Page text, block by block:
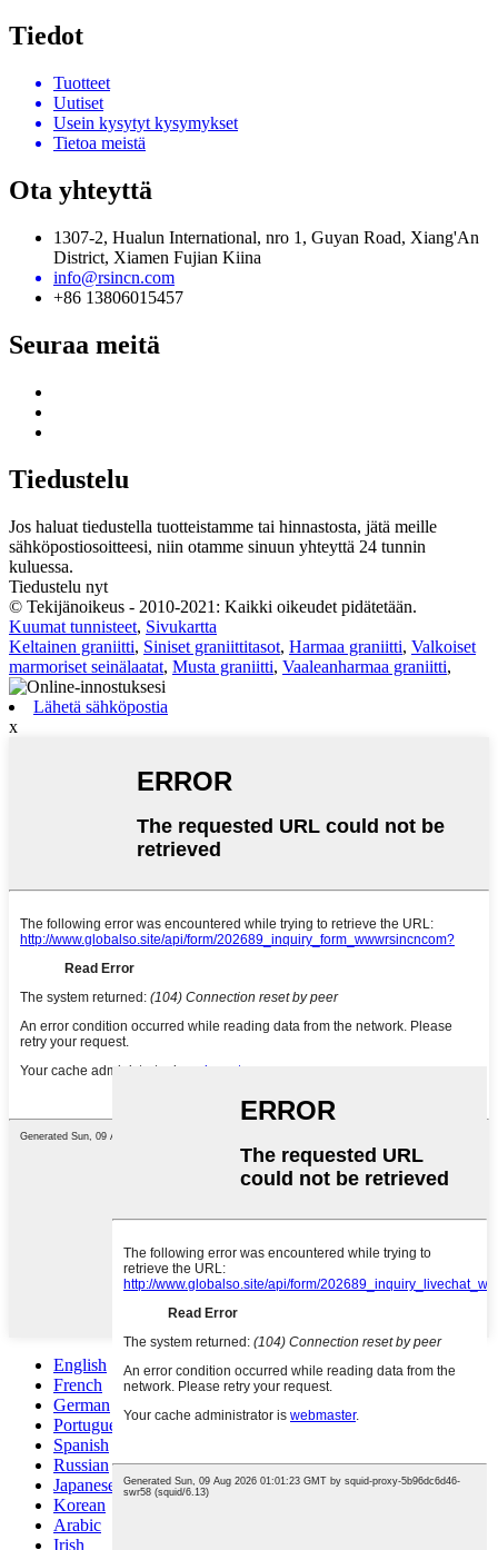
Tiedot
Tuotteet
Uutiset
Usein kysytyt kysymykset
Tietoa meistä
Ota yhteyttä
1307-2, Hualun International, nro 1, Guyan Road, Xiang'An
District, Xiamen Fujian Kiina
info@rsincn.com
+86 13806015457
Seuraa meitä
Tiedustelu
Jos haluat tiedustella tuotteistamme tai hinnastosta, jätä meille
sähköpostiosoitteesi, niin otamme sinuun yhteyttä 24 tunnin
kuluessa.
Tiedustelu nyt
© Tekijänoikeus - 2010-2021: Kaikki oikeudet pidätetään.
Kuumat tunnisteet, Sivukartta
Keltainen graniitti, Siniset graniittitasot, Harmaa graniitti, Valkoiset
marmoriset seinälaatat, Musta graniitti, Vaaleanharmaa graniitti,
Lähetä sähköpostia
x
English
French
German
Portuguese
Spanish
Russian
Japanese
Korean
Arabic
Irish